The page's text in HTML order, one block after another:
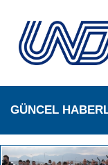
GÜNCEL